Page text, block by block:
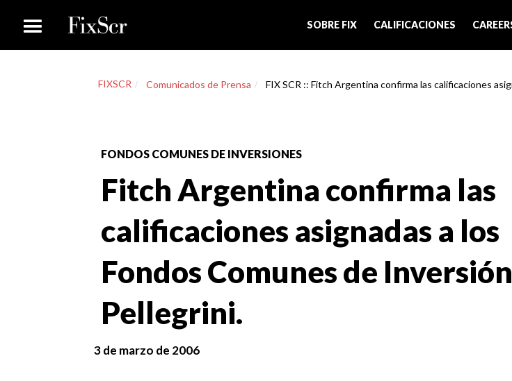
SOBRE FIX CALIFICACIONES
FIXSCR Comunicados de Prensa FIX SCR :: Fitch Argentina confirma las calificaciones
FONDOS COMUNES DE INVERSIONES
Fitch Argentina confirma las
calificaciones asignadas a los
Fondos Comunes de Inversión
Pellegrini.
3 de marzo de 2006